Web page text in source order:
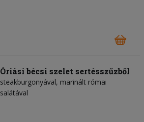
Óriási bécsi szelet sertésszűzből
steakburgonyával, marinált római
salátával